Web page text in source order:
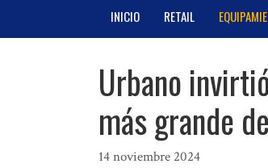
INICIO RETAIL
Urbano
más grande
14 noviembre 2024